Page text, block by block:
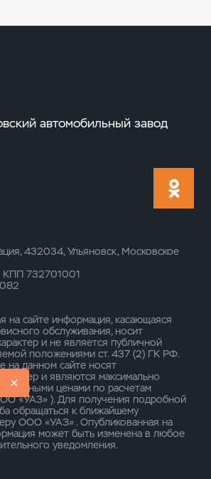
автомобильный завод
432034, Ульяновск, Московское
732701001
на сайте информация, касающаяся
обслуживания, носит
и не является публичной
положениями ст. 437 (2) ГК РФ.
на данном сайте носят
и являются максимально
ценами по расчетам
«УАЗ» ). Для получения подробной
обращаться к ближайшему
ООО «УАЗ» . Опубликованная на
может быть изменена в любое
уведомления.